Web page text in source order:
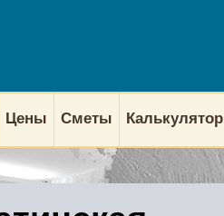
Цены Сметы Калькулятор